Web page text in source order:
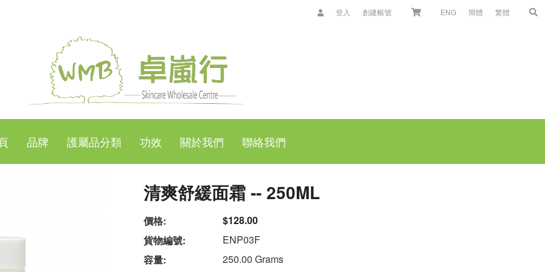
登入 創建帳號 ENG 簡體 繁體
品牌 護屬品分類 功效 關於我們 聯絡我們
清爽舒緩面霜 -- 250ML
價格:
$128.00
貨物編號:
ENP03F
容量:
250.00 Grams